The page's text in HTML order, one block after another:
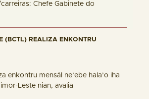
Chefe Gabinete do
(BCTL) REALIZA ENKONTRU
enkontru mensál ne’ebe hala’o iha
Leste nian, avalia